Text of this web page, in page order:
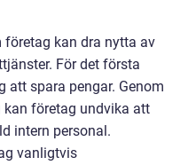
kan dra nytta av
För det första
att spara pengar. Genom
företag undvika att
intern personal.
vanligtvis